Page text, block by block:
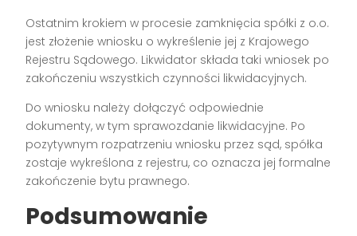
Ostatnim krokiem w procesie zamknięcia spółki z o.o.
jest złożenie wniosku o wykreślenie jej z Krajowego
Rejestru Sądowego. Likwidator składa taki wniosek po
zakończeniu wszystkich czynności likwidacyjnych.
Do wniosku należy dołączyć odpowiednie
dokumenty, w tym sprawozdanie likwidacyjne. Po
pozytywnym rozpatrzeniu wniosku przez sąd, spółka
zostaje wykreślona z rejestru, co oznacza jej formalne
zakończenie bytu prawnego.
Podsumowanie